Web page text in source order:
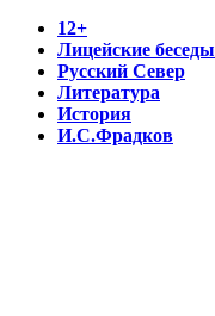
12+
Лицейские беседы
Русский Север
Литература
История
И.С.Фрадков